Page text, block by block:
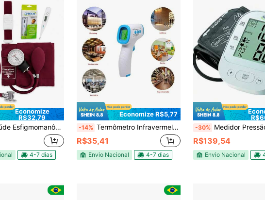
Economize
R$32,79
Cores + Esteto + Garrote +Termômetro
4-7 dias
Economize R$5,77
-14% Termômetro Infravermelho de Testa sem Contato c/ Tela LCD Digital
R$35,41
Envio Nacional 4-7 dias
-30% Medidor Pressão Arterial Digital Aut.
R$139,54
Envio Nacional